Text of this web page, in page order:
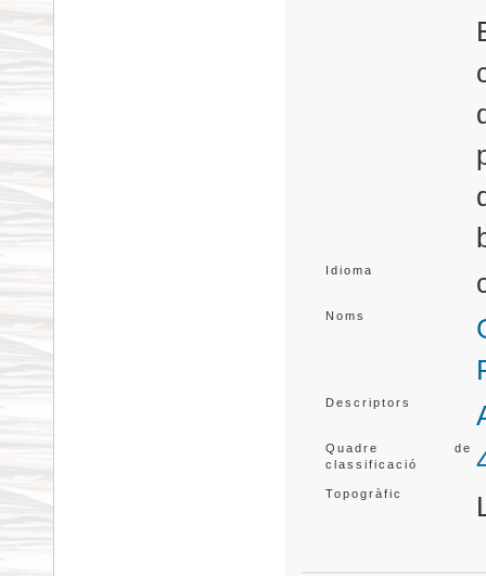
Idioma
Noms
Descriptors
Quadre de
classificació
Topogràfic